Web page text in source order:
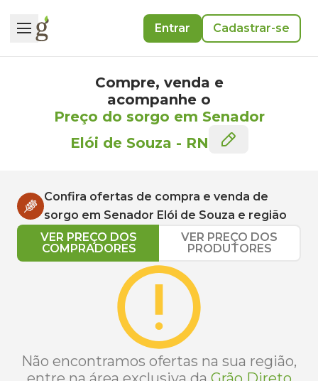
Entrar Cadastrar-se
Compre, venda e
acompanhe o
Preço do sorgo em Senador
Elói de Souza - RN
Confira ofertas de compra e venda de
sorgo em Senador Elói de Souza e região
VER PREÇO DOS
COMPRADORES
VER PREÇO DOS
PRODUTORES
Não encontramos ofertas na sua região,